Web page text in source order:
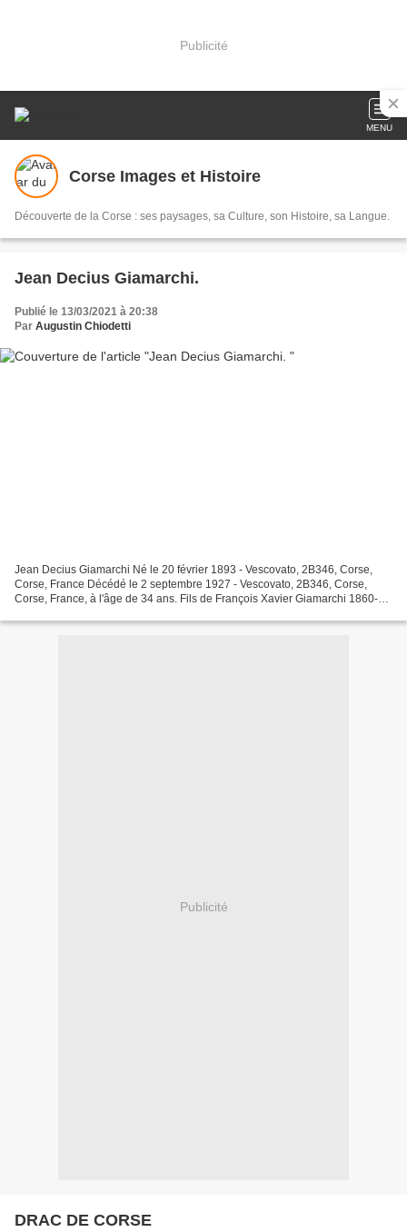
Publicité
MENU
Corse Images et Histoire
Découverte de la Corse : ses paysages, sa Culture, son Histoire, sa Langue.
Jean Decius Giamarchi.
Publié le 13/03/2021 à 20:38
Par Augustin Chiodetti
Jean Decius Giamarchi Né le 20 février 1893 - Vescovato, 2B346, Corse,
Corse, France Décédé le 2 septembre 1927 - Vescovato, 2B346, Corse,
Corse, France, à l'âge de 34 ans. Fils de François Xavier Giamarchi 1860-
Publicité
DRAC DE CORSE